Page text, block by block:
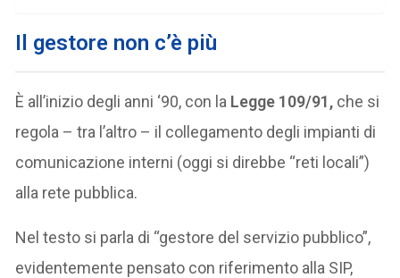
Il gestore non c’è più
È all’inizio degli anni ‘90, con la Legge 109/91, che si
regola – tra l’altro – il collegamento degli impianti di
comunicazione interni (oggi si direbbe “reti locali”)
alla rete pubblica.
Nel testo si parla di “gestore del servizio pubblico”,
evidentemente pensato con riferimento alla SIP,